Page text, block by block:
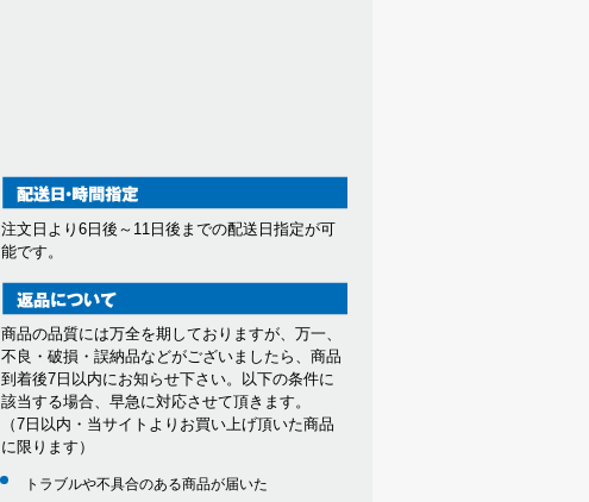
注文日より6日後～11日後までの配送日指定が可
能です。
商品の品質には万全を期しておりますが、万一、
不良・破損・誤納品などがございましたら、商品
到着後7日以内にお知らせ下さい。以下の条件に
該当する場合、早急に対応させて頂きます。
（7日以内・当サイトよりお買い上げ頂いた商品
に限ります）
トラブルや不具合のある商品が届いた